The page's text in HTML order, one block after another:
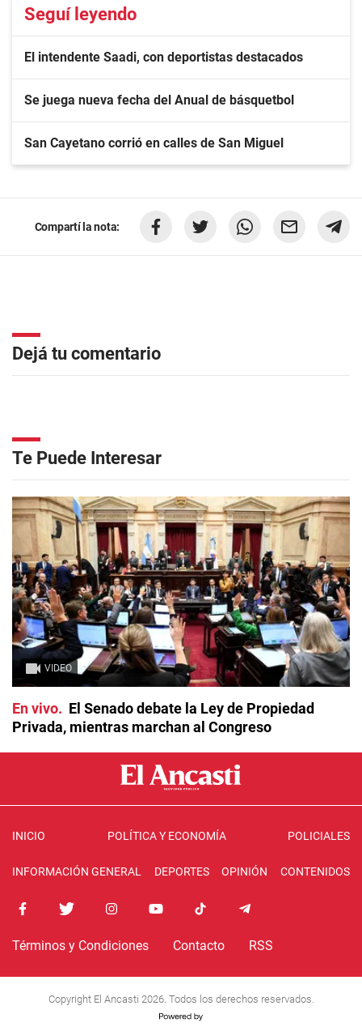
Seguí leyendo
El intendente Saadi, con deportistas destacados
Se juega nueva fecha del Anual de básquetbol
San Cayetano corrió en calles de San Miguel
Compartí la nota:
Dejá tu comentario
Te Puede Interesar
VIDEO
En vivo
El Senado debate la Ley de Propiedad
Privada, mientras marchan al Congreso
INICIO POLÍTICA Y ECONOMÍA POLICIALES
INFORMACIÓN GENERAL DEPORTES OPINIÓN CONTENIDOS
Términos y Condiciones Contacto RSS
Copyright El Ancasti 2026. Todos los derechos reservados.